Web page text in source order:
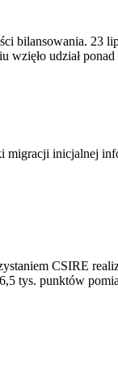
bilansowania. 23
udział
inicjalnej
CSIRE
tys. punktów